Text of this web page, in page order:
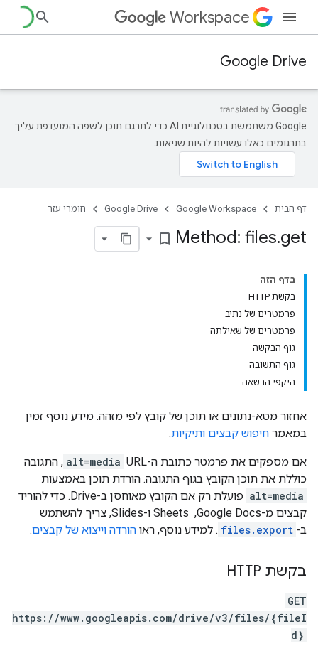
Workspace
Google Drive
‫Google משתמשת בטכנולוגיית AI כדי לתרגם תוכן לשפה המועדפת עליך.
בתרגומים כאלו עשויות להיות שגיאות.
דף הבית Google Workspace
Google Drive חומרי עזר
Method: files.get
bookmark_border
בדף הזה
בקשת HTTP
פרמטרים של נתיב
פרמטרים של שאילתה
גוף הבקשה
גוף התשובה
היקפי הרשאה
אחזור מטא-נתונים או תוכן של קובץ לפי מזהה. מידע נוסף זמין
במאמר חיפוש קבצים ותיקיות.
אם מספקים את פרמטר כתובת ה-URL‏ alt=media , התגובה
כוללת את תוכן הקובץ בגוף התגובה. הורדת תוכן באמצעות
alt=media
פועלת רק אם הקובץ מאוחסן ב-Drive. כדי להוריד
קבצים מ-Google Docs, ‏ Sheets ו-Slides, צריך להשתמש
ב- files.export . למידע נוסף, ראו הורדה וייצוא של קבצים.
בקשת HTTP
GET
https://www.googleapis.com/drive/v3/files/{fileI
d}